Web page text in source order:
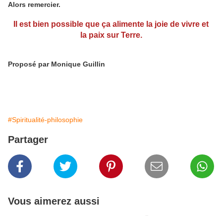
Alors remercier.
Il est bien possible que ça alimente la joie de vivre et
la paix sur Terre.
Proposé par Monique Guillin
#Spiritualité-philosophie
Partager
Vous aimerez aussi